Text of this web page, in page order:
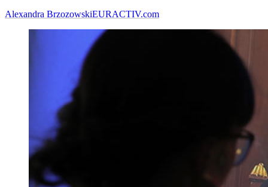
Alexandra BrzozowskiEURACTIV.com